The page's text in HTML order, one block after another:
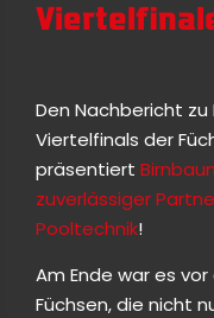
Den Nachbericht
Viertelfinals der
präsentiert
zuverlässiger
Pooltechnik!
Am Ende war es
Füchsen, die nicht